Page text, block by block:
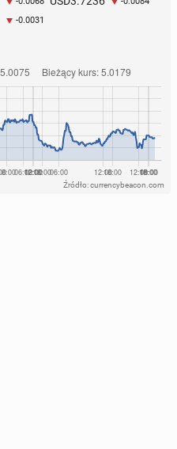
-0.0031
Źródło: currencybeacon.com